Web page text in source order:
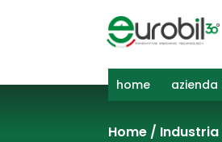
home azienda
Home / Industria